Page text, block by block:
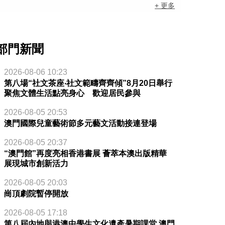
+ 更多
門新聞
2026-08-06 10:23
第八場“社文茶座‧社文範疇齊齊傾”8月20日舉行
聚焦文體生活點亮身心 歡迎居民參與
2026-08-05 20:53
澳門國際兒童藝術節多元藝文活動接連登場
2026-08-05 20:37
“澳門館”再度亮相香港書展 薈萃本澳出版精華
展現城市創新活力
2026-08-05 20:03
崗頂劇院暫停開放
2026-08-05 17:18